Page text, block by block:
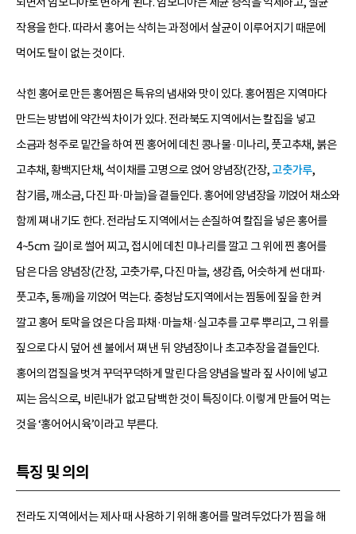
작용을 한다. 따라서 홍어는 삭히는 과정에서 살균이 이루어지기 때문에
먹어도 탈이 없는 것이다.
삭힌 홍어로 만든 홍어찜은 특유의 냄새와 맛이 있다. 홍어찜은 지역마다
만드는 방법에 약간씩 차이가 있다. 전라북도 지역에서는 칼집을 넣고
소금과 청주로 밑간을 하여 찐 홍어에 데친 콩나물·미나리, 풋고추채, 붉은
고추채, 황백지단채, 석이채를 고명으로 얹어 양념장(간장, 고춧가루,
참기름, 깨소금, 다진 파·마늘)을 곁들인다. 홍어에 양념장을 끼얹어 채소와
함께 쪄 내기도 한다. 전라남도 지역에서는 손질하여 칼집을 넣은 홍어를
4~5cm 길이로 썰어 찌고, 접시에 데친 미나리를 깔고 그 위에 찐 홍어를
담은 다음 양념장(간장, 고춧가루, 다진 마늘, 생강즙, 어슷하게 썬 대파·
풋고추, 통깨)을 끼얹어 먹는다. 충청남도지역에서는 찜통에 짚을 한 켜
깔고 홍어 토막을 얹은 다음 파채·마늘채·실고추를 고루 뿌리고, 그 위를
짚으로 다시 덮어 센 불에서 쪄 낸 뒤 양념장이나 초고추장을 곁들인다.
홍어의 껍질을 벗겨 꾸덕꾸덕하게 말린 다음 양념을 발라 짚 사이에 넣고
찌는 음식으로, 비린내가 없고 담백한 것이 특징이다. 이렇게 만들어 먹는
것을 ‘홍어어시육’이라고 부른다.
특징 및 의의
전라도 지역에서는 제사 때 사용하기 위해 홍어를 말려두었다가 찜을 해